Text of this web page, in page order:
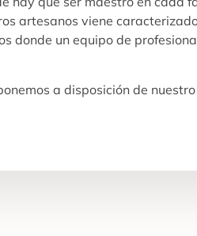
artesanos viene
donde un equipo de
a disposición de